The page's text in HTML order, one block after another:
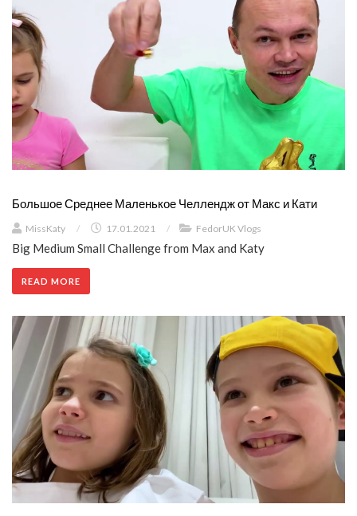
Большое Среднее Маленькое Челлендж от Макс и Кати
MissKaty / 17.01.2021 / FedorUK Vlogs
Big Medium Small Challenge from Max and Katy
READ MORE